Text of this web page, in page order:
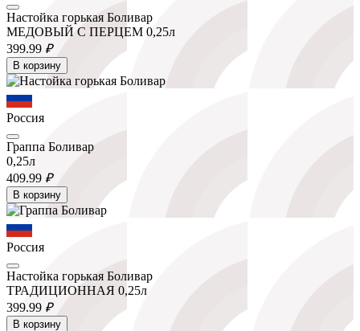
Настойка горькая Боливар
МЕДОВЫЙ С ПЕРЦЕМ 0,25л
399.99 ₽
В корзину
Россия
Граппа Боливар
0,25л
409.99 ₽
В корзину
Россия
Настойка горькая Боливар
ТРАДИЦИОННАЯ 0,25л
399.99 ₽
В корзину